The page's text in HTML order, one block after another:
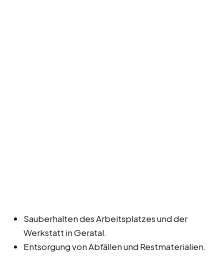
Sauberhalten des Arbeitsplatzes und der
Werkstatt in Geratal.
Entsorgung von Abfällen und Restmaterialien.